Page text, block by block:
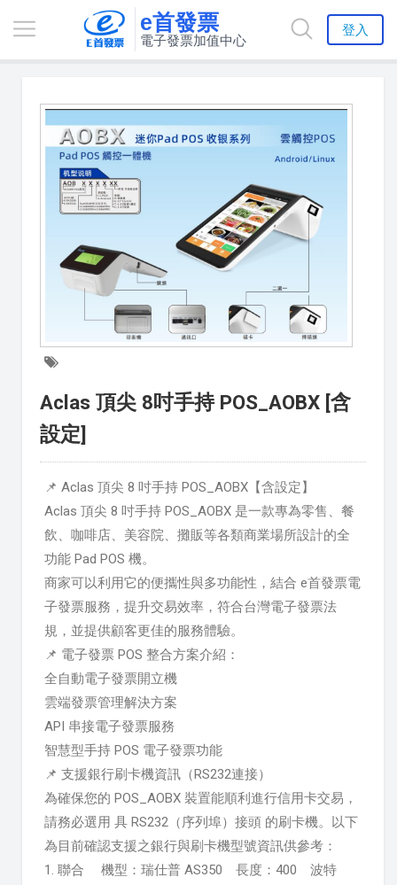
e首發票
電子發票加值中心
登入
Aclas 頂尖 8吋手持 POS_AOBX [含
設定]
📌 Aclas 頂尖 8 吋手持 POS_AOBX【含設定】
Aclas 頂尖 8 吋手持 POS_AOBX 是一款專為零售、餐
飲、咖啡店、美容院、攤販等各類商業場所設計的全
功能 Pad POS 機。
商家可以利用它的便攜性與多功能性，結合 e首發票電
子發票服務，提升交易效率，符合台灣電子發票法
規，並提供顧客更佳的服務體驗。
📌 電子發票 POS 整合方案介紹：
全自動電子發票開立機
雲端發票管理解決方案
API 串接電子發票服務
智慧型手持 POS 電子發票功能
📌 支援銀行刷卡機資訊（RS232連接）
為確保您的 POS_AOBX 裝置能順利進行信用卡交易，
請務必選用 具 RS232（序列埠）接頭 的刷卡機。以下
為目前確認支援之銀行與刷卡機型號資訊供參考：
1. 聯合 機型：瑞仕普 AS350 長度：400 波特